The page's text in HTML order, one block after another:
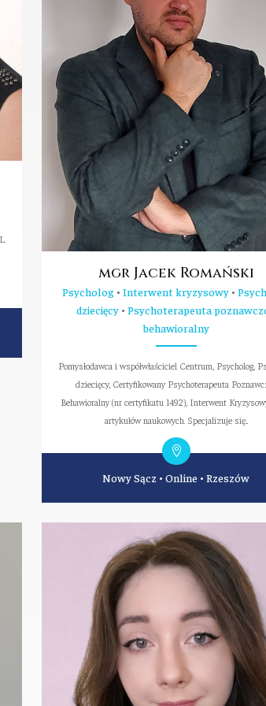
mgr Jacek Romański
Psycholog •Interwent kryzysowy •
dziecięcy• Psychoterapeuta
behawioralny
Pomysłodawca i współwłaściciel Centrum, Psycholog,
dziecięcy, Certyfikowany Psychoterapeuta
Behawioralny (nr certyfikatu 1492), Interwent
artykułów naukowych. Specjalizuje się...
Nowy Sącz •Online •Rzeszów